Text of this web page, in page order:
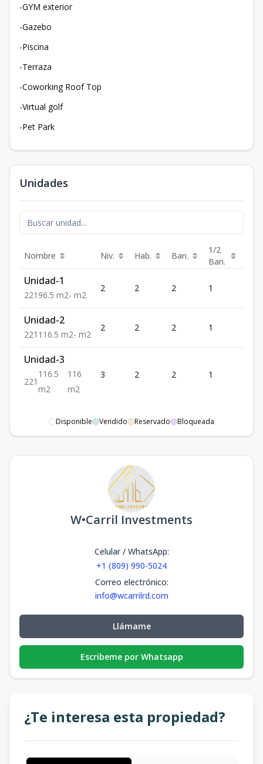
-GYM exterior
-Gazebo
-Piscina
-Terraza
-Coworking Roof Top
-Virtual golf
-Pet Park
Unidades
Nombre Niv. Hab. Ban.
1/2
Ban.
Unidad-1
221 96.5 m2- m2
2 2 2 1
Unidad-2
221 116.5 m2- m2
2 2 2 1
Unidad-3
221
116.5
m2
116
m2
3 2 2 1
Disponible Vendido Reservado Bloqueada
W•Carril Investments
Celular / WhatsApp:
+1 (809) 990-5024
Correo electrónico:
info@wcarrilrd.com
Llámame
Escribeme por Whatsapp
¿Te interesa esta propiedad?